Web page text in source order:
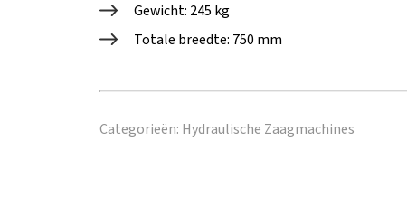
Gewicht: 245 kg
Totale breedte: 750 mm
Categorieën: Hydraulische Zaagmachines